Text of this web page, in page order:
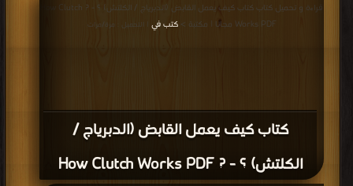
كتاب كيف يعمل القابض (الدبرياج /
الكلتش) ؟ - ? How Clutch Works PDF
قراءة و تحميل كتاب كتاب كيف يعمل القابض (الدبرياج / الكلتش) ؟ - ? How Clutch
Works PDF مجانا | مكتبة >
كتب في | التحميل : مرة/مرات